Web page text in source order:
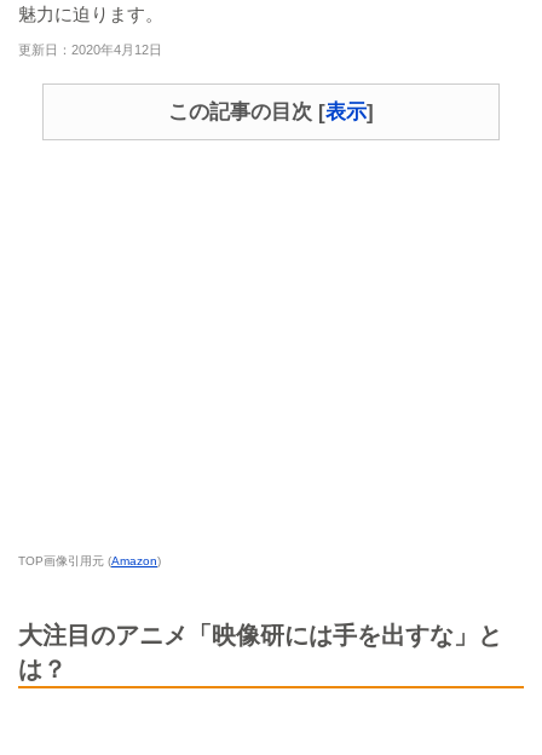
魅力に迫ります。
更新日：2020年4月12日
この記事の目次 [表示]
TOP画像引用元 (Amazon)
大注目のアニメ「映像研には手を出すな」と
は？